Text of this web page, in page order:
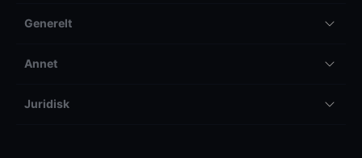
Generelt
Annet
Juridisk